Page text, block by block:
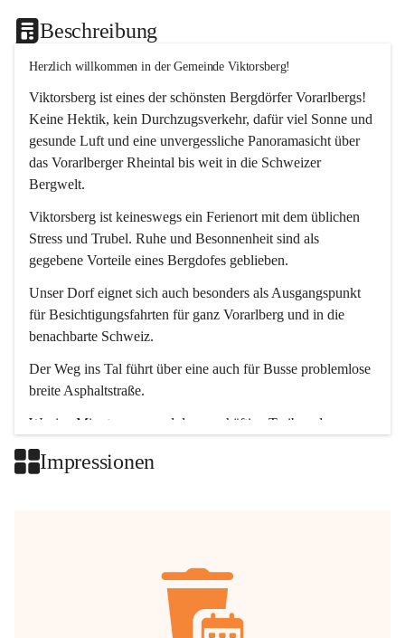
Beschreibung
Herzlich willkommen in der Gemeinde Viktorsberg!
Viktorsberg ist eines der schönsten Bergdörfer Vorarlbergs!
Keine Hektik, kein Durchzugsverkehr, dafür viel Sonne und
gesunde Luft und eine unvergessliche Panoramasicht über
das Vorarlberger Rheintal bis weit in die Schweizer
Bergwelt.
Viktorsberg ist keineswegs ein Ferienort mit dem üblichen
Stress und Trubel. Ruhe und Besonnenheit sind als
gegebene Vorteile eines Bergdofes geblieben.
Unser Dorf eignet sich auch besonders als Ausgangspunkt
für Besichtigungsfahrten für ganz Vorarlberg und in die
benachbarte Schweiz.
Der Weg ins Tal führt über eine auch für Busse problemlose
breite Asphaltstraße.
Wenige Minuten nur, und das geschäftige Treiben der
Impressionen